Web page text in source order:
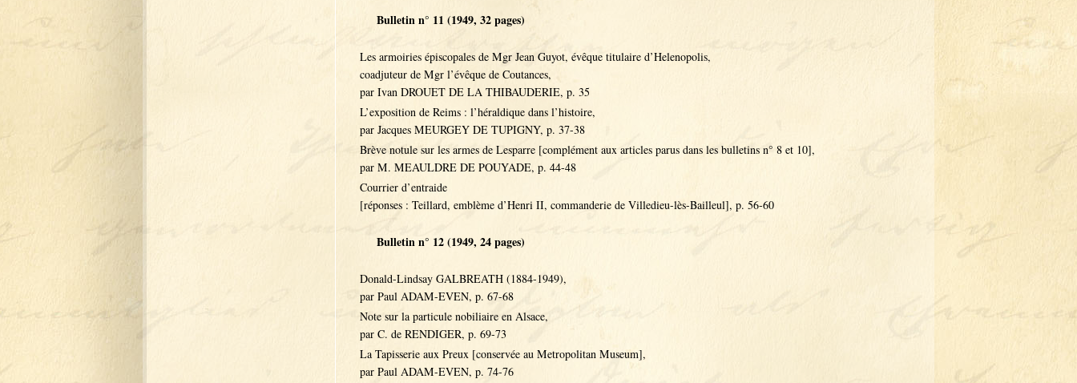
Bulletin n° 11 (1949, 32 pages)
Les armoiries épiscopales de Mgr Jean Guyot, évêque titulaire d’Helenopolis,
coadjuteur de Mgr l’évêque de Coutances,
par Ivan DROUET DE LA THIBAUDERIE, p. 35
L’exposition de Reims : l’héraldique dans l’histoire,
par Jacques MEURGEY DE TUPIGNY, p. 37-38
Brève notule sur les armes de Lesparre [complément aux articles parus dans les bulletins n° 8 et 10],
par M. MEAULDRE DE POUYADE, p. 44-48
Courrier d’entraide
[réponses : Teillard, emblème d’Henri II, commanderie de Villedieu-lès-Bailleul], p. 56-60
Bulletin n° 12 (1949, 24 pages)
Donald-Lindsay GALBREATH (1884-1949),
par Paul ADAM-EVEN, p. 67-68
Note sur la particule nobiliaire en Alsace,
par C. de RENDIGER, p. 69-73
La Tapisserie aux Preux [conservée au Metropolitan Museum],
par Paul ADAM-EVEN, p. 74-76